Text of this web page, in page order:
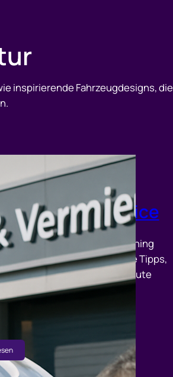
inspirierende Fahrzeugdesigns, die
Tipps für
Miete und Service
Sie, wie Tuning und Caravaning
praxisnahe Tipps,
und komplett betreute
aus einer Hand. Jetzt auf
informieren und
finden!